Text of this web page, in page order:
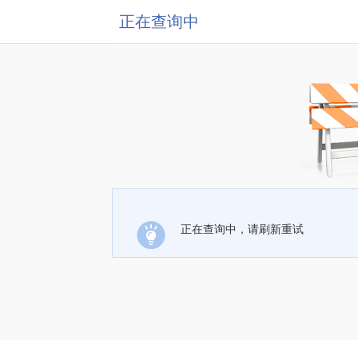
正在查询中
正在查询中，请刷新重试